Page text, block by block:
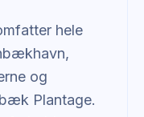
hele
og
Plantage.